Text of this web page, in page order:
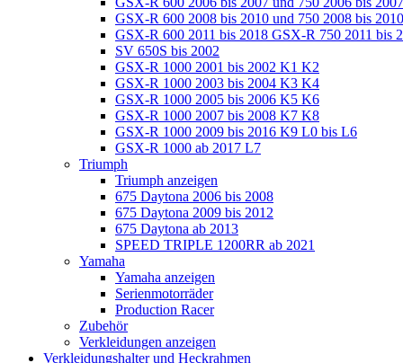
GSX-R 600 2008 bis 2010 und 750 2008 bis
GSX-R 600 2011 bis 2018 GSX-R 750 2011 bis
SV 650S bis 2002
GSX-R 1000 2001 bis 2002 K1 K2
GSX-R 1000 2003 bis 2004 K3 K4
GSX-R 1000 2005 bis 2006 K5 K6
GSX-R 1000 2007 bis 2008 K7 K8
GSX-R 1000 2009 bis 2016 K9 L0 bis L6
GSX-R 1000 ab 2017 L7
Triumph
Triumph anzeigen
675 Daytona 2006 bis 2008
675 Daytona 2009 bis 2012
675 Daytona ab 2013
SPEED TRIPLE 1200RR ab 2021
Yamaha
Yamaha anzeigen
Serienmotorräder
Production Racer
Zubehör
Verkleidungen anzeigen
Verkleidungshalter und Heckrahmen